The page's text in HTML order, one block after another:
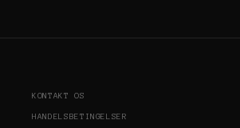
KONTAKT OS
HANDELSBETINGELSER